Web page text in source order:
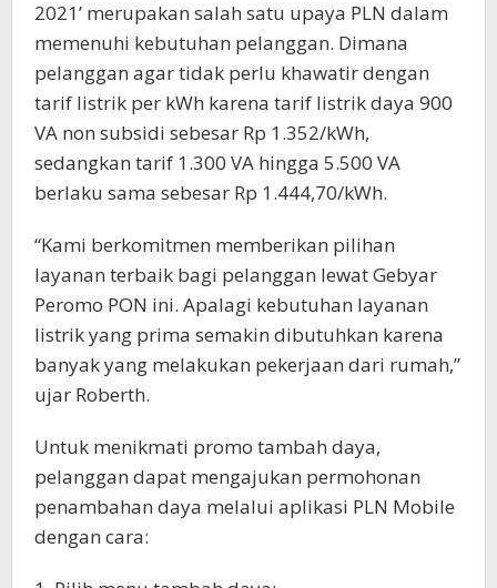
2021’ merupakan salah satu upaya PLN dalam
memenuhi kebutuhan pelanggan. Dimana
pelanggan agar tidak perlu khawatir dengan
tarif listrik per kWh karena tarif listrik daya 900
VA non subsidi sebesar Rp 1.352/kWh,
sedangkan tarif 1.300 VA hingga 5.500 VA
berlaku sama sebesar Rp 1.444,70/kWh.
“Kami berkomitmen memberikan pilihan
layanan terbaik bagi pelanggan lewat Gebyar
Peromo PON ini. Apalagi kebutuhan layanan
listrik yang prima semakin dibutuhkan karena
banyak yang melakukan pekerjaan dari rumah,”
ujar Roberth.
Untuk menikmati promo tambah daya,
pelanggan dapat mengajukan permohonan
penambahan daya melalui aplikasi PLN Mobile
dengan cara: